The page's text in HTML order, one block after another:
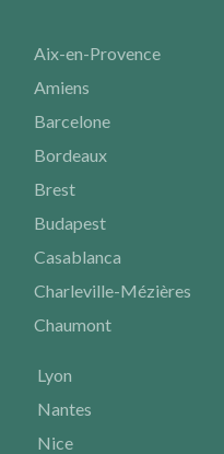
Aix-en-Provence
Amiens
Barcelone
Bordeaux
Brest
Budapest
Casablanca
Charleville-Mézières
Chaumont
Lyon
Nantes
Nice